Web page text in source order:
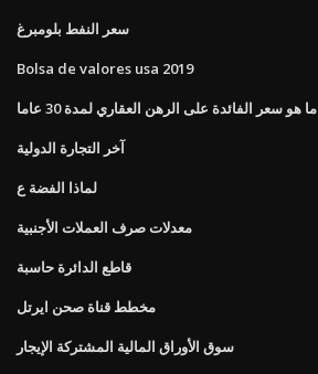
سعر النفط بلومبرغ
Bolsa de valores usa 2019
ما هو سعر الفائدة على الرهن العقاري لمدة 30 عاما
آخر التجارة الدولية
لماذا الفضة ع
معدلات صرف العملات الأجنبية
قاطع الدائرة حاسبة
مخطط قناة صحن ايرتل
سوق الأوراق المالية المشتركة الإيجار